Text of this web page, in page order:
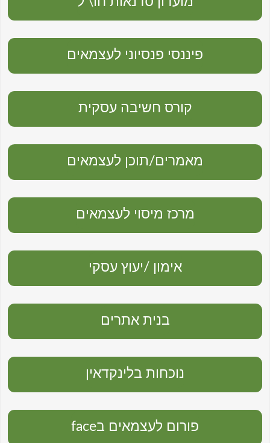
פיננסי פנסיוני לעצמאים
קורס חשיבה עסקית
מאמרים/תוכן לעצמאים
מרכז מיסוי לעצמאים
אימון /יעוץ עסקי
בנית אתרים
נוכחות בלינקדאין
פורום לעצמאים בface